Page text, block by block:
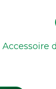
Accessoire